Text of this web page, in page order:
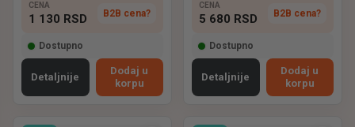
CENA
1 130 RSD B2B cena?
Dostupno
Detaljnije
Dodaj u
korpu
CENA
5 680 RSD B2B cena?
Dostupno
Detaljnije
Dodaj u
korpu